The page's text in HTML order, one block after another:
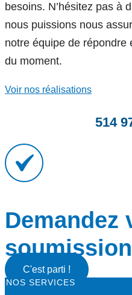
besoins. N’hésitez pas à
nous puissions nous
notre équipe de répondre
du moment.
Voir nos réalisations
514
Demandez
C'est parti !
NOS SERVICES